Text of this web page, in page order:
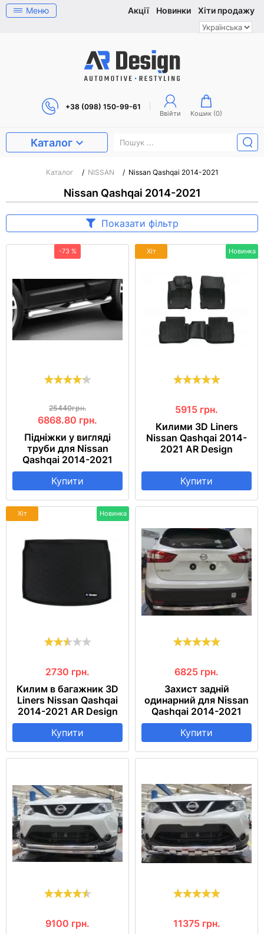
Меню Акції Новинки Хіти продажу
+38 (098) 150-99-61
Ввійти Кошик (0)
Каталог
Каталог / NISSAN / Nissan Qashqai 2014-2021
Nissan Qashqai 2014-2021
Показати фільтр
-73 %
25440грн.
6868.80 грн.
Підніжки у вигляді
труби для Nissan
Qashqai 2014-2021
Купити
Новинка
Хіт
5915 грн.
Килими 3D Liners
Nissan Qashqai 2014-
2021 AR Design
Купити
Новинка
Хіт
2730 грн.
Килим в багажник 3D
Liners Nissan Qashqai
2014-2021 AR Design
Купити
6825 грн.
Захист задній
одинарний для Nissan
Qashqai 2014-2021
Купити
9100 грн.
11375 грн.